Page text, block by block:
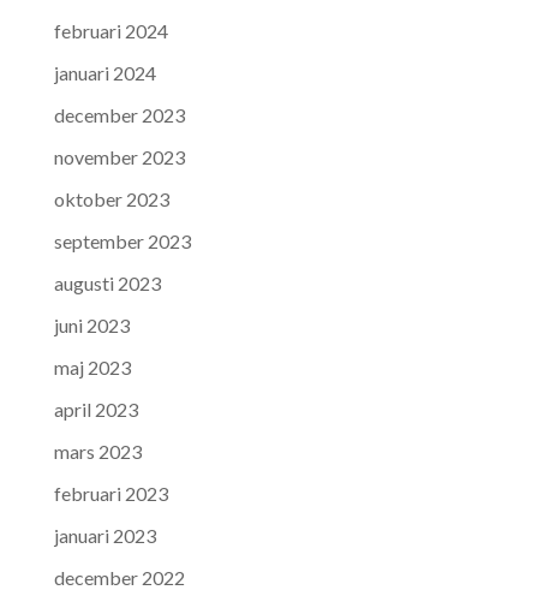
februari 2024
januari 2024
december 2023
november 2023
oktober 2023
september 2023
augusti 2023
juni 2023
maj 2023
april 2023
mars 2023
februari 2023
januari 2023
december 2022